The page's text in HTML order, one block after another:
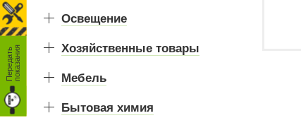
Освещение
Хозяйственные товары
Мебель
Бытовая химия
П
е
р
е
д
а
т
ь
п
о
к
а
з
а
н
ия